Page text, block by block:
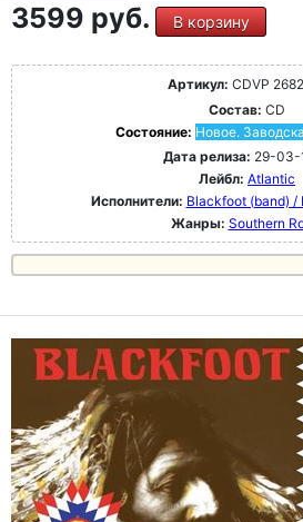
3599 руб. В корзину
Артикул: CDVP
Состав: CD
Состояние: Новое.
Дата релиза: 29-03-
Лейбл: Atlantic
Исполнители: Blackfoot (band) /
Жанры: Southern